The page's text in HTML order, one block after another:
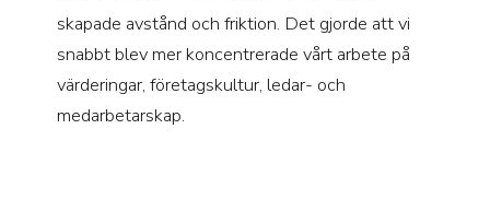
skapade avstånd och friktion. Det gjorde att vi
snabbt blev mer koncentrerade vårt arbete på
värderingar, företagskultur, ledar- och
medarbetarskap.